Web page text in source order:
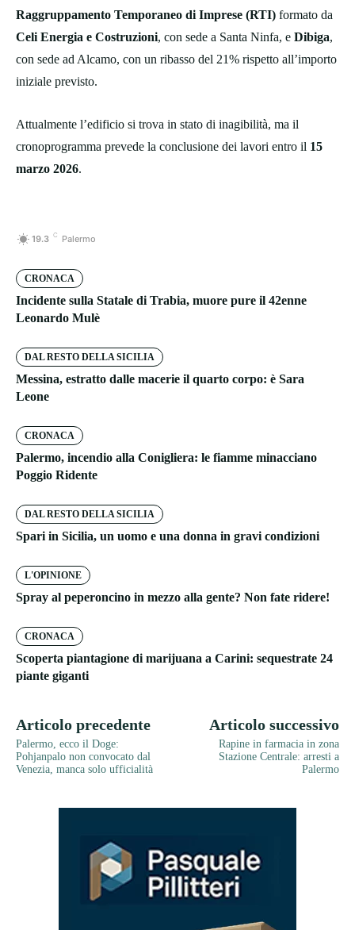
Raggruppamento Temporaneo di Imprese (RTI) formato da
Celi Energia e Costruzioni, con sede a Santa Ninfa, e Dibiga,
con sede ad Alcamo, con un ribasso del 21% rispetto all’importo
iniziale previsto.
Attualmente l’edificio si trova in stato di inagibilità, ma il
cronoprogramma prevede la conclusione dei lavori entro il 15
marzo 2026.
19.3 C Palermo
CRONACA
Incidente sulla Statale di Trabia, muore pure il 42enne
Leonardo Mulè
DAL RESTO DELLA SICILIA
Messina, estratto dalle macerie il quarto corpo: è Sara
Leone
CRONACA
Palermo, incendio alla Conigliera: le fiamme minacciano
Poggio Ridente
DAL RESTO DELLA SICILIA
Spari in Sicilia, un uomo e una donna in gravi condizioni
L'OPINIONE
Spray al peperoncino in mezzo alla gente? Non fate ridere!
CRONACA
Scoperta piantagione di marijuana a Carini: sequestrate 24
piante giganti
Articolo precedente
Palermo, ecco il Doge:
Pohjanpalo non convocato dal
Venezia, manca solo ufficialità
Articolo successivo
Rapine in farmacia in zona
Stazione Centrale: arresti a
Palermo